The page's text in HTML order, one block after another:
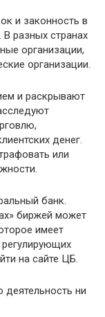
и законность в
разных странах
организации,
организации.
и раскрывают
денег.
или
банк.
биржей может
имеет
на сайте ЦБ.
ни